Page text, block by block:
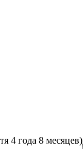
4 года 8 месяцев)